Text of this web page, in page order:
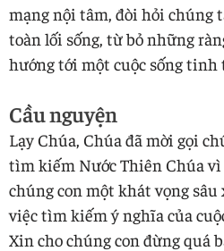
mạng nội tâm, đòi hỏi chúng
toàn lối sống, từ bỏ những
hướng tới một cuộc sống tinh
Cầu nguyện
Lạy Chúa, Chúa đã mời gọi
tìm kiếm Nước Thiên Chúa
chúng con một khát vọng sâu
việc tìm kiếm ý nghĩa của
Xin cho chúng con đừng quá